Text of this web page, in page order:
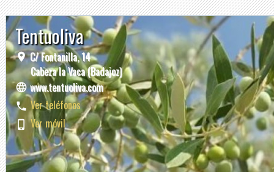
Tentuoliva
C/ Fontanilla, 14
Cabeza la Vaca (Badajoz)
www.tentuoliva.com
Ver teléfonos
Ver móvil